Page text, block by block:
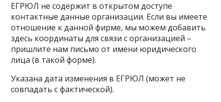
ЕГРЮЛ не содержит в открытом доступе
контактные данные организации. Если вы имеете
отношение к данной фирме, мы можем добавить
здесь координаты для связи с организацией –
пришлите нам письмо от имени юридического
лица (в такой форме).
Указана дата изменения в ЕГРЮЛ (может не
совпадать с фактической).